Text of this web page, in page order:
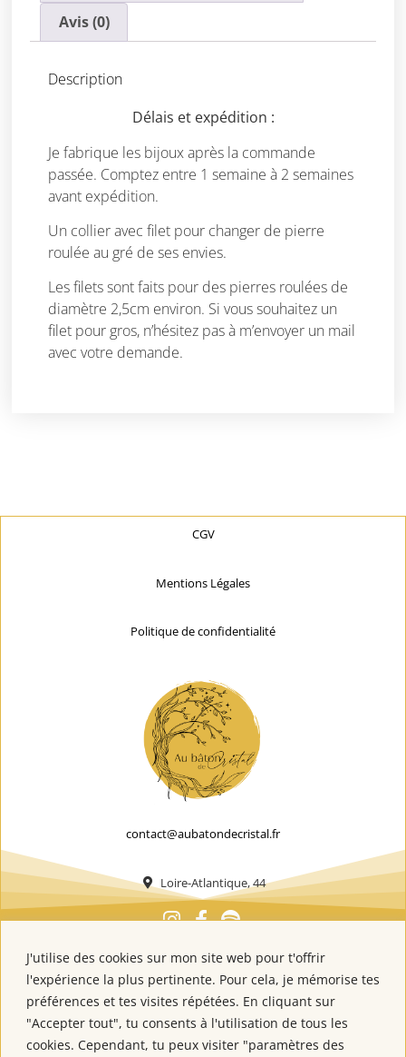
J'utilise des cookies sur mon site web pour t'offrir
l'expérience la plus pertinente. Pour cela, je mémorise tes
préférences et tes visites répétées. En cliquant sur
"Accepter tout", tu consents à l'utilisation de tous les
cookies. Cependant, tu peux visiter "paramètres des
Avis (0)
Description
Délais et expédition :
Je fabrique les bijoux après la commande
passée. Comptez entre 1 semaine à 2 semaines
avant expédition.
Un collier avec filet pour changer de pierre
roulée au gré de ses envies.
Les filets sont faits pour des pierres roulées de
diamètre 2,5cm environ. Si vous souhaitez un
filet pour gros, n’hésitez pas à m’envoyer un mail
avec votre demande.
CGV
Mentions Légales
Politique de confidentialité
contact@aubatondecristal.fr
Loire-Atlantique, 44